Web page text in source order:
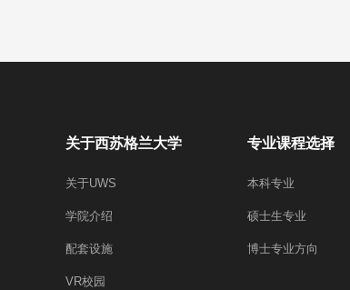
关于西苏格兰大学
关于UWS
学院介绍
配套设施
VR校园
专业课程选择
本科专业
硕士生专业
博士专业方向